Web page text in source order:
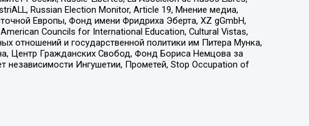
Russian Election Monitor, Article 19, Мнение медиа,
Европы, Фонд имени Фридриха Эберта, XZ gGmbH,
Councils for International Education, Cultural Vistas,
отношений и государственной политики им Питера Мунка,
Центр Гражданских Свобод, Фонд Бориса Немцова за
независимости Ингушетии, Прометей, Stop Occupation of